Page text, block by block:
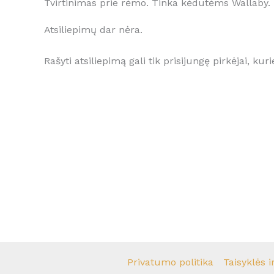
Tvirtinimas prie rėmo. Tinka kėdutėms Wallaby.
Atsiliepimų dar nėra.
Rašyti atsiliepimą gali tik prisijungę pirkėjai,
Privatumo politika Taisyklės